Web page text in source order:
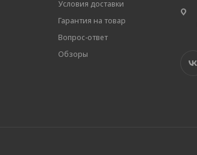
Условия доставки
Гарантия на товар
Вопрос-ответ
Обзоры